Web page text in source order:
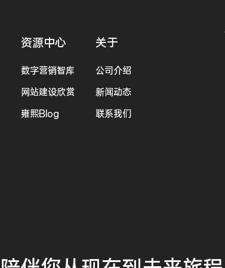
资源中心
数字营销智库
网站建设欣赏
雍熙Blog
关于
公司介绍
新闻动态
联系我们